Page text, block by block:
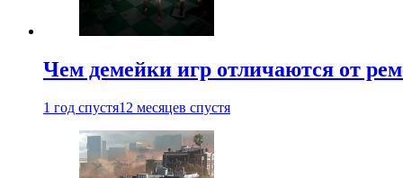
Чем демейки игр отличаются от
1 год спустя12 месяцев спустя